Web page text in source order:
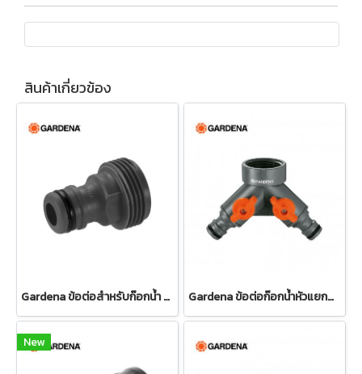
สินค้าเกี่ยวข้อง
Gardena ข้อต่อสำหรับก๊อกน้ำ ขนาด 3/4" (26.5 มม.) (00921-50) Gardena ข้อต่อก๊อกน้ำหัวแยกสองทาง 26.5 มม. (3/4") (00938-20)
New